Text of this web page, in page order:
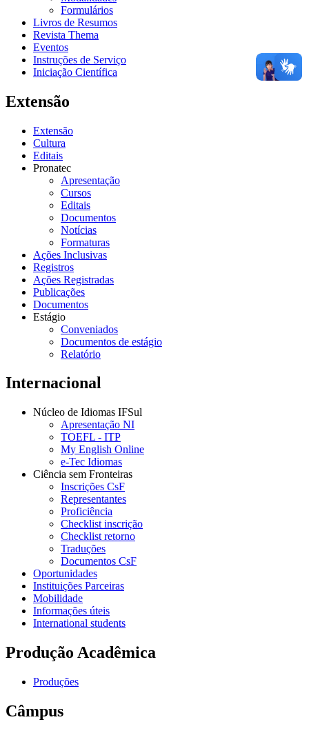
Formulários
Livros de Resumos
Revista Thema
Eventos
Instruções de Serviço
Iniciação Científica
Extensão
Extensão
Cultura
Editais
Pronatec
Apresentação
Cursos
Editais
Documentos
Notícias
Formaturas
Ações Inclusivas
Registros
Ações Registradas
Publicações
Documentos
Estágio
Conveniados
Documentos de estágio
Relatório
Internacional
Núcleo de Idiomas IFSul
Apresentação NI
TOEFL - ITP
My English Online
e-Tec Idiomas
Ciência sem Fronteiras
Inscrições CsF
Representantes
Proficiência
Checklist inscrição
Checklist retorno
Traduções
Documentos CsF
Oportunidades
Instituições Parceiras
Mobilidade
Informações úteis
International students
Produção Acadêmica
Produções
Câmpus